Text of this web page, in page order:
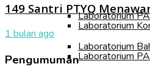
Laboratorium
Laboratorium
Laboratorium
Laboratorium
149 Santri PTYQ
1 bulan ago
Pengumuman